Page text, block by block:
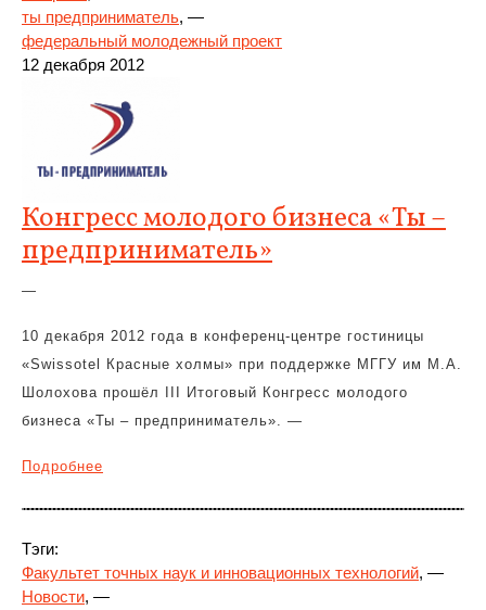
ты предприниматель, —
федеральный молодежный проект
12 декабря 2012
Конгресс молодого бизнеса «Ты –
предприниматель»
—
10 декабря 2012 года в конференц-центре гостиницы
«Swissotel Красные холмы» при поддержке МГГУ им М.А.
Шолохова прошёл III Итоговый Конгресс молодого
бизнеса «Ты – предприниматель». —
Подробнее
Тэги:
Факультет точных наук и инновационных технологий, —
Новости, —